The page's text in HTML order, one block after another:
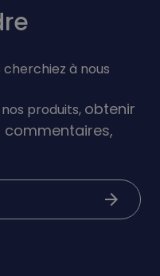
cherchiez à nous
produits, obtenir
arrow_forward